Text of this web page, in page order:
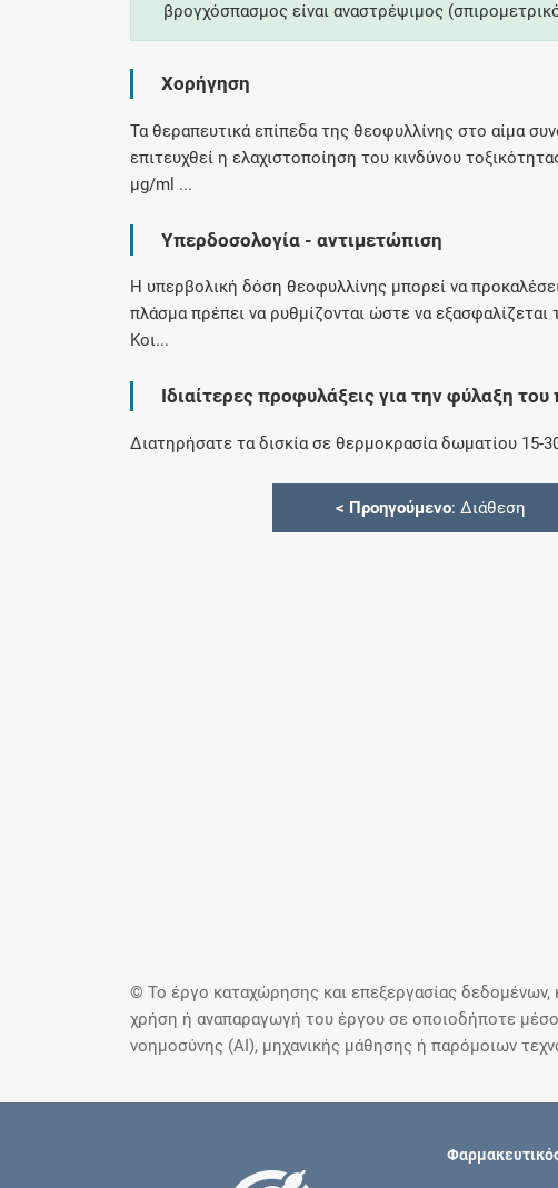
Βρείτε
βρογχόσπασμος είναι αναστρέψιμος
Χορήγηση
Τα θεραπευτικά επίπεδα της θεοφυλλίνης στο αίμα
επιτευχθεί η ελαχιστοποίηση του κινδύνου
μg/ml ...
Υπερδοσολογία - αντιμετώπιση
Η υπερβολική δόση θεοφυλλίνης μπορεί να
πλάσμα πρέπει να ρυθμίζονται ώστε να
Κοι...
Ιδιαίτερες προφυλάξεις για την φύλαξη του
Διατηρήσατε τα δισκία σε θερμοκρασία δωματίου 15-
< Προηγούμενο: Διάθεση
© Το έργο καταχώρησης και επεξεργασίας δεδομένων,
χρήση ή αναπαραγωγή του έργου σε οποιοδήποτε
νοημοσύνης (AI), μηχανικής μάθησης ή παρόμοιων